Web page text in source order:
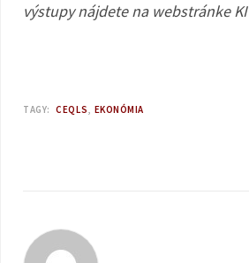
výstupy nájdete na webstránke KI
TAGY: CEQLS EKONÓMIA